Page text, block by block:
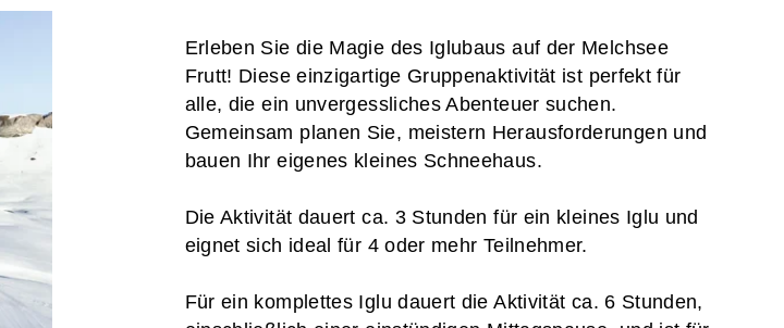
Erleben Sie die Magie des Iglubaus auf der Melchsee
Frutt! Diese einzigartige Gruppenaktivität ist perfekt für
alle, die ein unvergessliches Abenteuer suchen.
Gemeinsam planen Sie, meistern Herausforderungen und
bauen Ihr eigenes kleines Schneehaus.
Die Aktivität dauert ca. 3 Stunden für ein kleines Iglu und
eignet sich ideal für 4 oder mehr Teilnehmer.
Für ein komplettes Iglu dauert die Aktivität ca. 6 Stunden,